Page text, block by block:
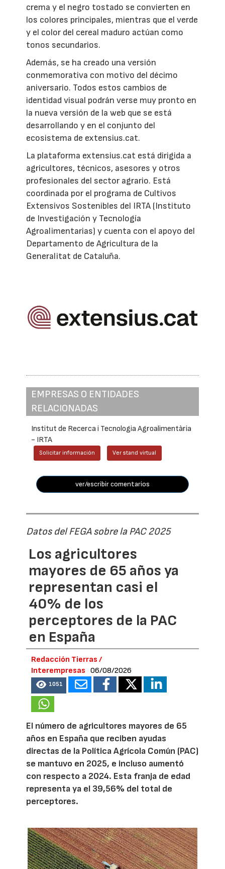
crema y el negro tostado se convierten en
los colores principales, mientras que el verde
y el color del cereal maduro actúan como
tonos secundarios.
Además, se ha creado una versión
conmemorativa con motivo del décimo
aniversario. Todos estos cambios de
identidad visual podrán verse muy pronto en
la nueva versión de la web que se está
desarrollando y en el conjunto del
ecosistema de extensius.cat.
La plataforma extensius.cat está dirigida a
agricultores, técnicos, asesores y otros
profesionales del sector agrario. Está
coordinada por el programa de Cultivos
Extensivos Sostenibles del IRTA (Instituto
de Investigación y Tecnología
Agroalimentarias) y cuenta con el apoyo del
Departamento de Agricultura de la
Generalitat de Cataluña.
EMPRESAS O ENTIDADES
RELACIONADAS
Institut de Recerca i Tecnologia Agroalimentària
- IRTA
Solicitar información Ver stand virtual
ver/escribir comentarios
Datos del FEGA sobre la PAC 2025
Los agricultores
mayores de 65 años ya
representan casi el
40% de los
perceptores de la PAC
en España
Redacción Tierras /
Interempresas
06/08/2026
1051
El número de agricultores mayores de 65
años en España que reciben ayudas
directas de la Política Agrícola Común (PAC)
se mantuvo en 2025, e incluso aumentó
con respecto a 2024. Esta franja de edad
representa ya el 39,56% del total de
perceptores.